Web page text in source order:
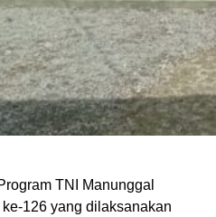
TNI Manunggal
126 yang dilaksanakan